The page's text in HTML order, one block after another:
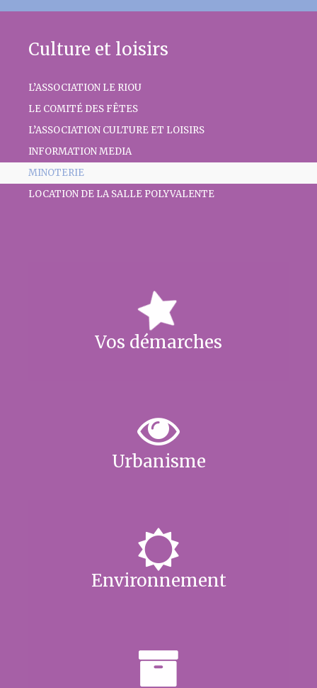
Culture et loisirs
L’ASSOCIATION LE RIOU
LE COMITÉ DES FÊTES
L’ASSOCIATION CULTURE ET LOISIRS
INFORMATION MEDIA
MINOTERIE
LOCATION DE LA SALLE POLYVALENTE
Vos démarches
Urbanisme
Environnement